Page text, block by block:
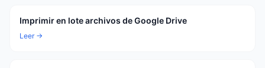
Imprimir en lote archivos de Google Drive
Leer →